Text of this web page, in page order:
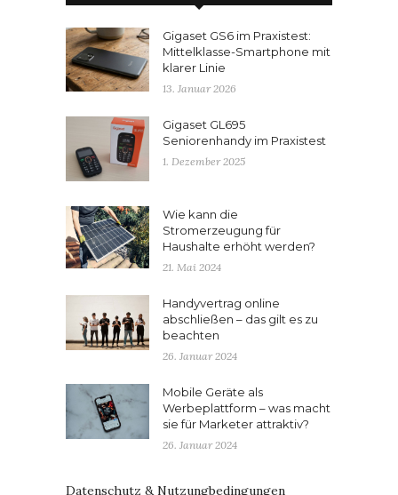
Gigaset GS6 im Praxistest:
Mittelklasse-Smartphone mit
klarer Linie
13. Januar 2026
Gigaset GL695
Seniorenhandy im Praxistest
1. Dezember 2025
Wie kann die
Stromerzeugung für
Haushalte erhöht werden?
21. Mai 2024
Handyvertrag online
abschließen – das gilt es zu
beachten
26. Januar 2024
Mobile Geräte als
Werbeplattform – was macht
sie für Marketer attraktiv?
26. Januar 2024
Datenschutz & Nutzungbedingungen